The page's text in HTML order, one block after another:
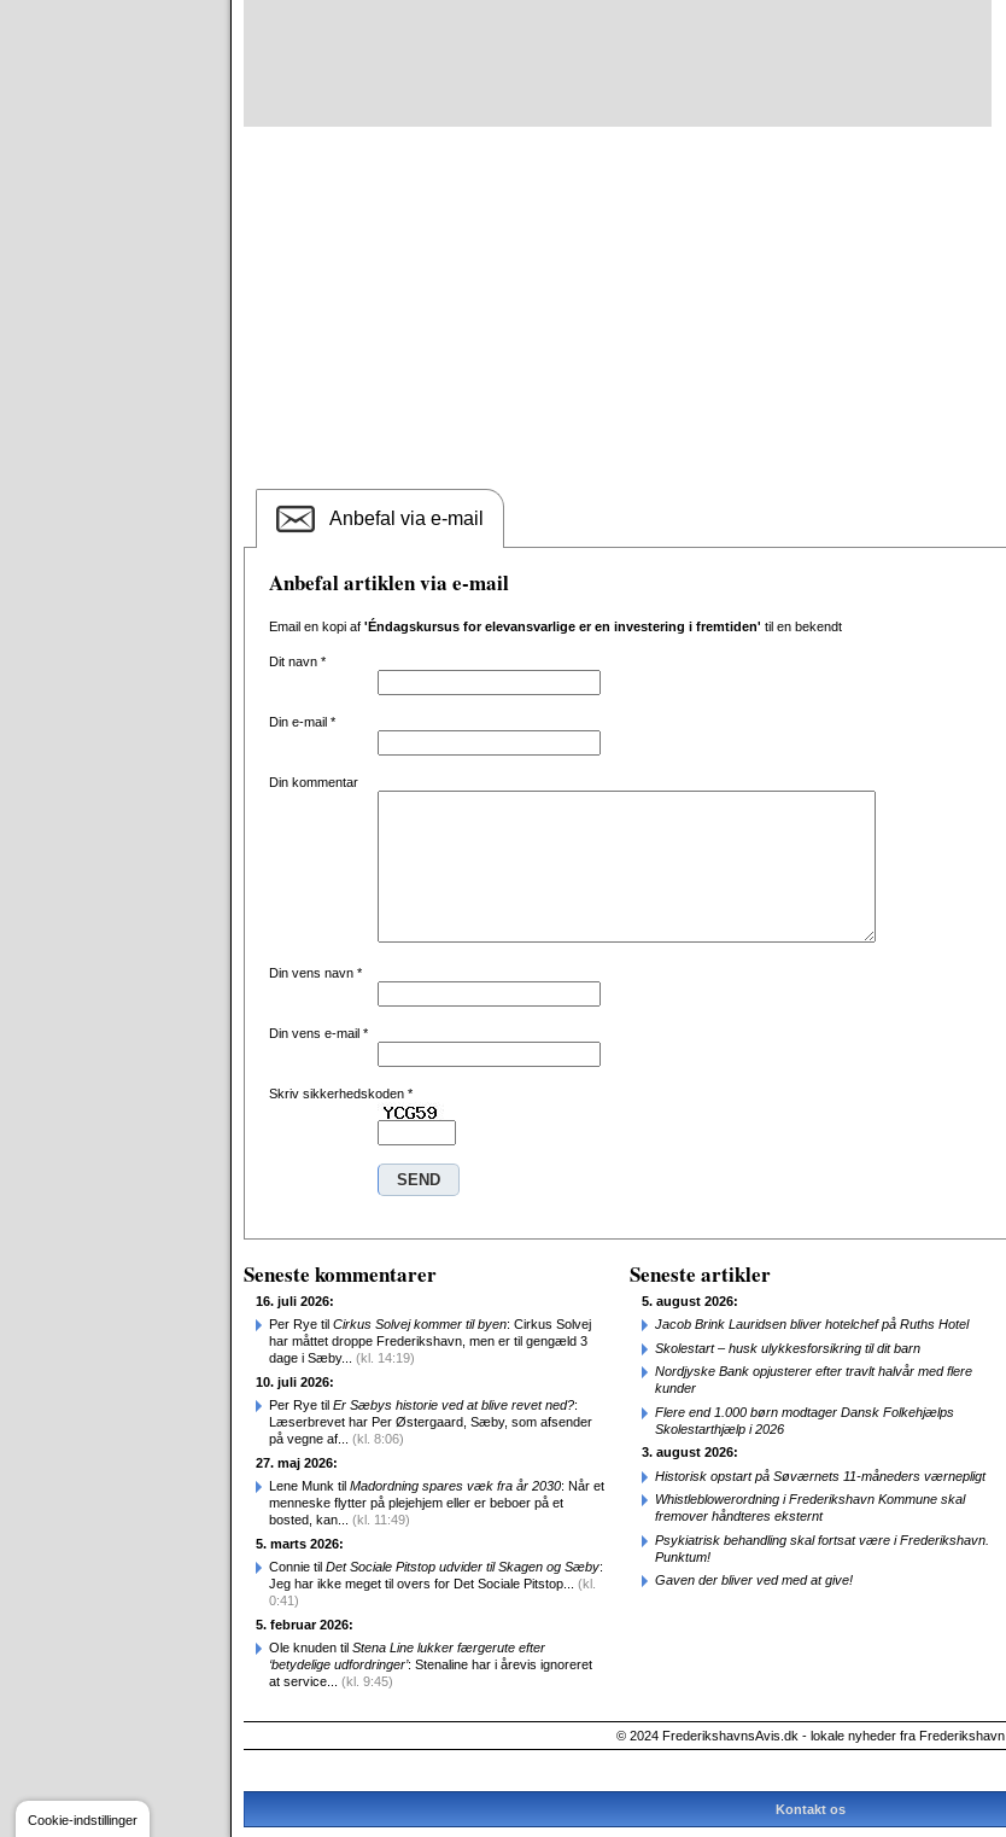
Anbefal via e-mail
Anbefal artiklen via e-mail
Email en kopi af 'Éndagskursus for elevansvarlige er en investering i fremtiden' til en bekendt
Dit navn *
Din e-mail *
Din kommentar
Din vens navn *
Din vens e-mail *
Skriv sikkerhedskoden *
Seneste kommentarer
16. juli 2026:
Per Rye til Cirkus Solvej kommer til byen: Cirkus Solvej
har måttet droppe Frederikshavn, men er til gengæld 3
dage i Sæby... (kl. 14:19)
10. juli 2026:
Per Rye til Er Sæbys historie ved at blive revet ned?:
Læserbrevet har Per Østergaard, Sæby, som afsender
på vegne af... (kl. 8:06)
27. maj 2026:
Lene Munk til Madordning spares væk fra år 2030: Når et
menneske flytter på plejehjem eller er beboer på et
bosted, kan... (kl. 11:49)
5. marts 2026:
Connie til Det Sociale Pitstop udvider til Skagen og Sæby:
Jeg har ikke meget til overs for Det Sociale Pitstop... (kl.
0:41)
5. februar 2026:
Ole knuden til Stena Line lukker færgerute efter
‘betydelige udfordringer’: Stenaline har i årevis ignoreret
at service... (kl. 9:45)
Seneste artikler
5. august 2026:
Jacob Brink Lauridsen bliver hotelchef på Ruths Hotel
Skolestart – husk ulykkesforsikring til dit barn
Nordjyske Bank opjusterer efter travlt halvår med flere
kunder
Flere end 1.000 børn modtager Dansk Folkehjælps
Skolestarthjælp i 2026
3. august 2026:
Historisk opstart på Søværnets 11-måneders værnepligt
Whistleblowerordning i Frederikshavn Kommune skal
fremover håndteres eksternt
Psykiatrisk behandling skal fortsat være i Frederikshavn.
Punktum!
Gaven der bliver ved med at give!
© 2024 FrederikshavnsAvis.dk - lokale nyheder fra Frederikshavn
Kontakt os
Cookie-indstillinger